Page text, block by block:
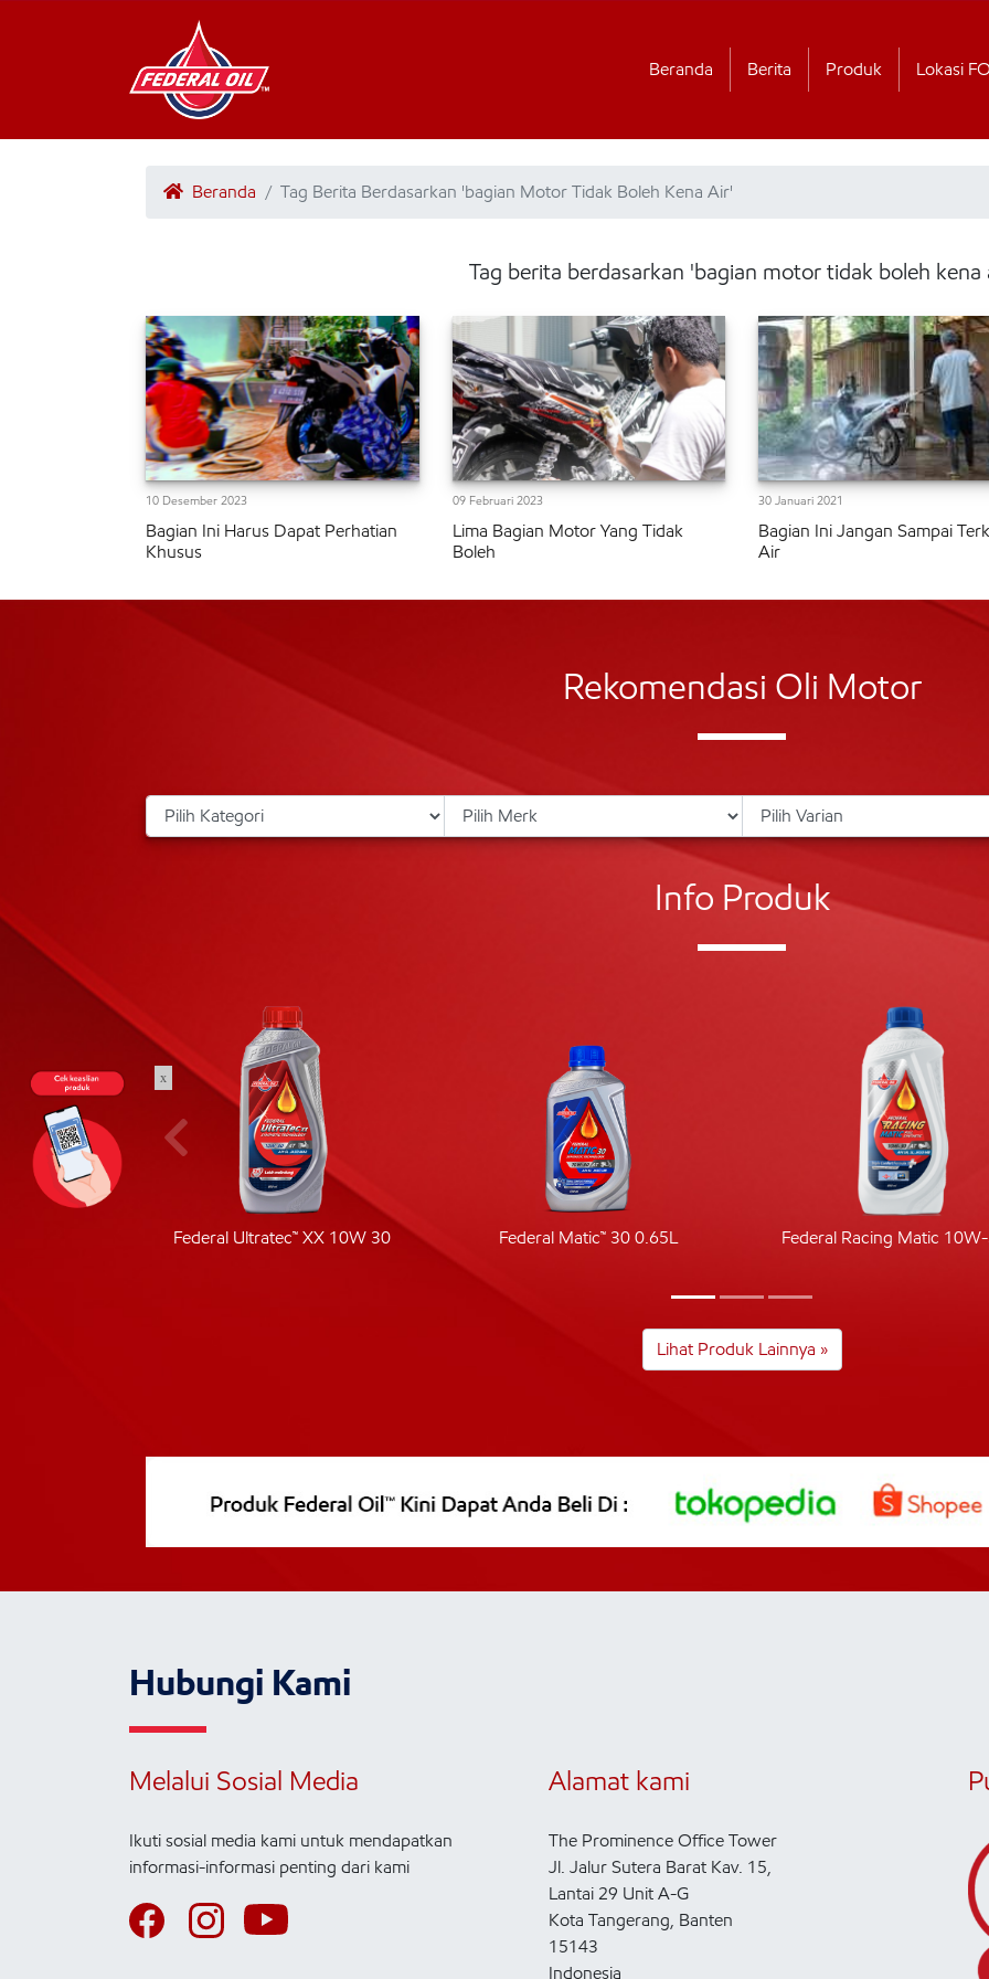
Beranda Berita Produk Lokasi
Beranda Tag Berita Berdasarkan 'bagian Motor Tidak Boleh Kena Air'
Tag berita berdasarkan 'bagian motor tidak boleh kena
10 Desember 2023
Bagian Ini Harus Dapat Perhatian
Khusus
09 Februari 2023
Lima Bagian Motor Yang Tidak
Boleh
30 Januari 2021
Bagian Ini Jangan Sampai
Air
Rekomendasi Oli Motor
Info Produk
Federal Ultratec™ XX 10W 30 Federal Matic™ 30 0.65L Federal Racing Matic
Lihat Produk Lainnya »
Hubungi Kami
Melalui Sosial Media
Ikuti sosial media kami untuk mendapatkan
informasi-informasi penting dari kami
Alamat kami
The Prominence Office Tower
Jl. Jalur Sutera Barat Kav. 15,
Lantai 29 Unit A-G
Kota Tangerang, Banten
15143
Indonesia
x